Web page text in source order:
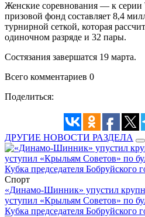
Женские соревнования — к серии
призовой фонд составляет 8,4
турнирной сеткой, которая
одиночном разряде и 32 пары.
Состязания завершатся 19 марта.
Всего комментариев 0
Поделиться:
ДРУГИЕ НОВОСТИ РАЗДЕЛА
Спорт
«Динамо-Шинник» упустил
уступил «Крыльям Советов» по
Кубка председателя Бобруйского